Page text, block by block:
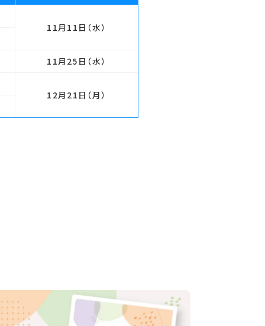
11月11日 （水）
11月25日 （水）
12月21日 （月）